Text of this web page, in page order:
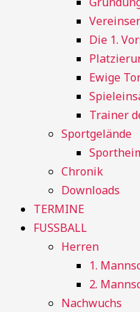
Die 1.
Ewige
Trainer
Sportgelände
Chronik
Downloads
TERMINE
FUSSBALL
Herren
1.
2.
Nachwuchs